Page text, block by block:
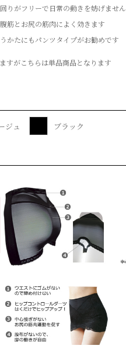
りがフリーで日常の動きを妨げません
筋とお尻の筋肉によく効きます
かたにもパンツタイプがお勧めです
すがこちらは単品商品となります
ジュ ブラック